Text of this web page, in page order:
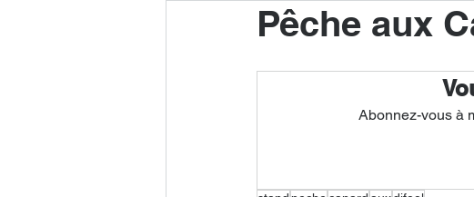
Remorques Caravanes
Pêche aux
Abonnez-vous à